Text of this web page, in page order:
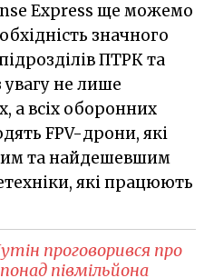
Express ще можемо
значного
ПТРК та
не лише
а всіх оборонних
FPV-дрони, які
та найдешевшим
які працюють
проговорився про
півмільйона